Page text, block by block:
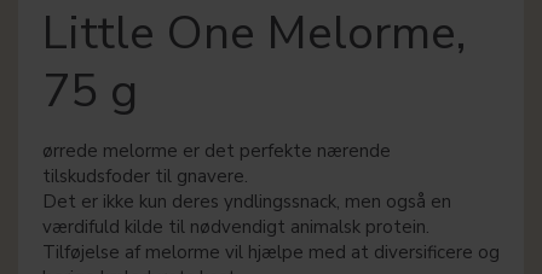
Little One Melorme,
75 g
ørrede melorme er det perfekte nærende
tilskudsfoder til gnavere.
Det er ikke kun deres yndlingssnack, men også en
værdifuld kilde til nødvendigt animalsk protein.
Tilføjelse af melorme vil hjælpe med at diversificere og